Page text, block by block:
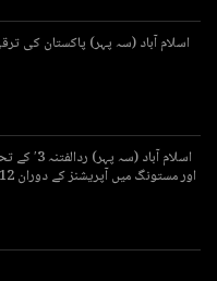
اسلام آباد (سہ پہر) پاکستان کی
اسلام